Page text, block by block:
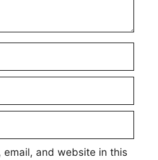
email, and website in this